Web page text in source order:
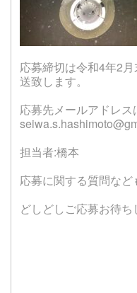
応募締切は令和4年2
送致します。
応募先メールアドレス
担当者:橋本
応募に関する質問など
どしどしご応募お待ち